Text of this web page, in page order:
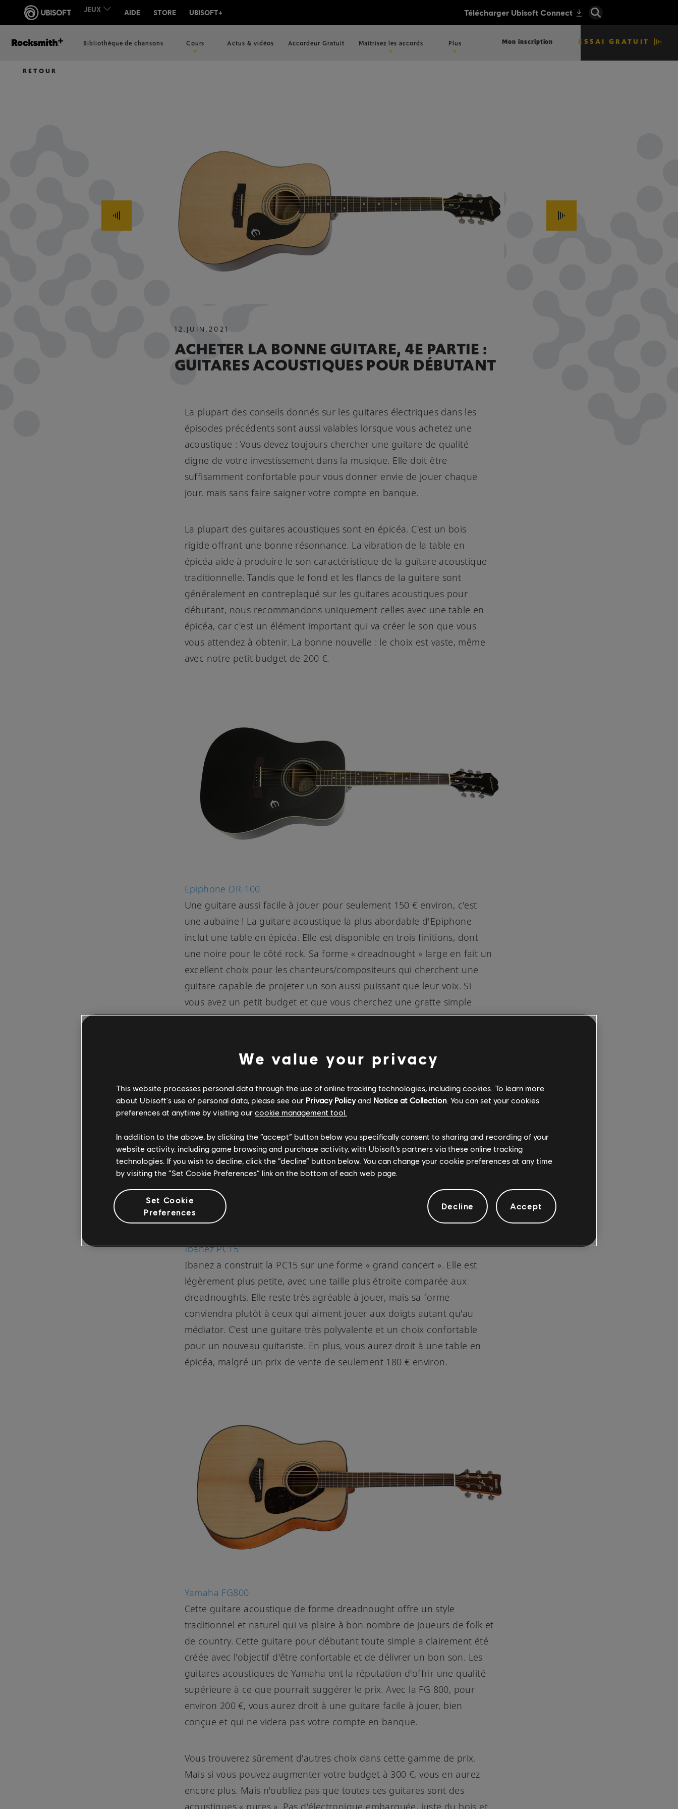
Bibliothèque de chansons Cours Actus & vidéos Accordeur Gratuit Maîtrisez les accords Plus Mon inscription ESSAI GRATUIT
RETOUR
12 . JUIN .2021
ACHETER LA BONNE GUITARE, 4E PARTIE :
GUITARES ACOUSTIQUES POUR DÉBUTANT
La plupart des conseils donnés sur les guitares électriques dans les
épisodes précédents sont aussi valables lorsque vous achetez une
acoustique : Vous devez toujours chercher une guitare de qualité
digne de votre investissement dans la musique. Elle doit être
suffisamment confortable pour vous donner envie de jouer chaque
jour, mais sans faire saigner votre compte en banque.
La plupart des guitares acoustiques sont en épicéa. C'est un bois
rigide offrant une bonne résonnance. La vibration de la table en
épicéa aide à produire le son caractéristique de la guitare acoustique
traditionnelle. Tandis que le fond et les flancs de la guitare sont
généralement en contreplaqué sur les guitares acoustiques pour
débutant, nous recommandons uniquement celles avec une table en
épicéa, car c'est un élément important qui va créer le son que vous
vous attendez à obtenir. La bonne nouvelle : le choix est vaste, même
avec notre petit budget de 200 €.
Epiphone DR-100
Une guitare aussi facile à jouer pour seulement 150 € environ, c'est
une aubaine ! La guitare acoustique la plus abordable d'Epiphone
inclut une table en épicéa. Elle est disponible en trois finitions, dont
une noire pour le côté rock. Sa forme « dreadnought » large en fait un
excellent choix pour les chanteurs/compositeurs qui cherchent une
guitare capable de projeter un son aussi puissant que leur voix. Si
vous avez un petit budget et que vous cherchez une gratte simple
avec un gros son, ne cherchez plus.
Ibanez PC15
Ibanez a construit la PC15 sur une forme « grand concert ». Elle est
légèrement plus petite, avec une taille plus étroite comparée aux
dreadnoughts. Elle reste très agréable à jouer, mais sa forme
conviendra plutôt à ceux qui aiment jouer aux doigts autant qu'au
médiator. C'est une guitare très polyvalente et un choix confortable
pour un nouveau guitariste. En plus, vous aurez droit à une table en
épicéa, malgré un prix de vente de seulement 180 € environ.
Yamaha FG800
Cette guitare acoustique de forme dreadnought offre un style
traditionnel et naturel qui va plaire à bon nombre de joueurs de folk et
de country. Cette guitare pour débutant toute simple a clairement été
créée avec l'objectif d'être confortable et de délivrer un bon son. Les
guitares acoustiques de Yamaha ont la réputation d'offrir une qualité
supérieure à ce que pourrait suggérer le prix. Avec la FG 800, pour
environ 200 €, vous aurez droit à une guitare facile à jouer, bien
conçue et qui ne videra pas votre compte en banque.
Vous trouverez sûrement d'autres choix dans cette gamme de prix.
Mais si vous pouvez augmenter votre budget à 300 €, vous en aurez
encore plus. Mais n'oubliez pas que toutes ces guitares sont des
acoustiques « pures ». Pas d'électronique embarquée, juste du bois et
We value your privacy
This website processes personal data through the use of online tracking technologies, including cookies. To learn more
about Ubisoft's use of personal data, please see our Privacy Policyand Notice at Collection. You can set your cookies
preferences at anytime by visiting our cookie management tool.
In addition to the above, by clicking the “accept” button below you specifically consent to sharing and recording of your
website activity, including game browsing and purchase activity, with Ubisoft’s partners via these online tracking
technologies. If you wish to decline, click the “decline” button below. You can change your cookie preferences at any time
by visiting the “Set Cookie Preferences” link on the bottom of each web page.
Set Cookie
Preferences
Decline Accept